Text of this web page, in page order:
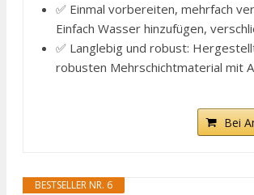
✅ Einmal vorbereiten, mehrfach
Einfach Wasser hinzufügen,
✅ Langlebig und robust:
robusten Mehrschichtmaterial mit
Bei
BESTSELLER NR. 6